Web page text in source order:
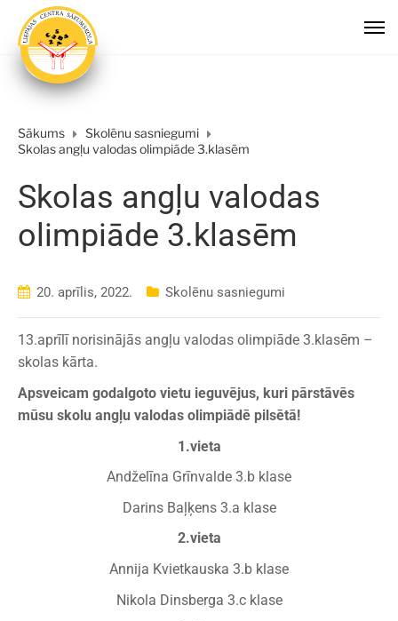
Sākums
Skolēnu sasniegumi
Skolas angļu valodas olimpiāde 3.klasēm
Skolas angļu valodas
olimpiāde 3.klasēm
20. aprīlis, 2022. Skolēnu sasniegumi
13.aprīlī norisinājās angļu valodas olimpiāde 3.klasēm –
skolas kārta.
Apsveicam godalgoto vietu ieguvējus, kuri pārstāvēs
mūsu skolu angļu valodas olimpiādē pilsētā!
1.vieta
Andželīna Grīnvalde 3.b klase
Darins Baļķens 3.a klase
2.vieta
Annija Kvietkauska 3.b klase
Nikola Dinsberga 3.c klase